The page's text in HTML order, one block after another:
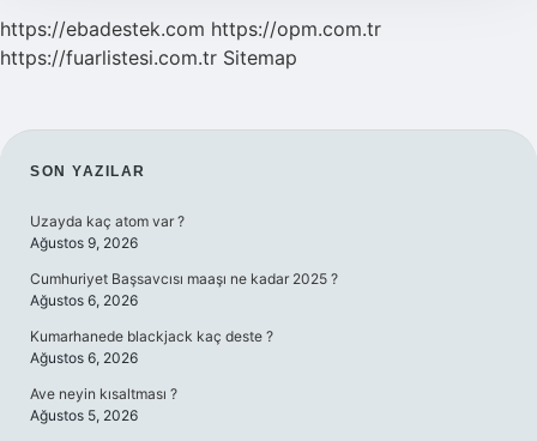
https://ebadestek.com https://opm.com.tr
https://fuarlistesi.com.tr Sitemap
SIDEBAR
SON YAZILAR
Uzayda kaç atom var ?
Ağustos 9, 2026
Cumhuriyet Başsavcısı maaşı ne kadar 2025 ?
Ağustos 6, 2026
Kumarhanede blackjack kaç deste ?
Ağustos 6, 2026
Ave neyin kısaltması ?
Ağustos 5, 2026